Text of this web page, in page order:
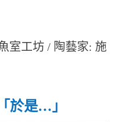
室工坊 / 陶藝家: 施
於是…」